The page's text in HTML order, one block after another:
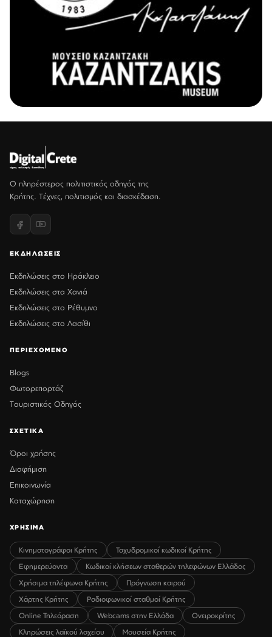
Ο πληρέστερος πολιτιστικός οδηγός της
Κρήτης. Τέχνες, πολιτισμός και διασκέδαση.
ΕΚΔΗΛΩΣΕΙΣ
Εκδηλώσεις στο Ηράκλειο
Εκδηλώσεις στα Χανιά
Εκδηλώσεις στο Ρέθυμνο
Εκδηλώσεις στο Λασίθι
ΠΕΡΙΕΧΟΜΕΝΟ
Blogs
Φωτορεπορτάζ
Τουριστικός Οδηγός
ΣΧΕΤΙΚΑ
Όροι χρήσης
Διαφήμιση
Επικοινωνία
Καταχώρηση
ΧΡΗΣΙΜΑ
Κινηματογράφοι Κρήτης
Ταχυδρομικοί κωδικοί Κρήτης
Εφημερεύοντα
Κωδικοί κλήσεων σταθερών τηλεφώνων Ελλάδος
Χρήσιμα τηλέφωνα Κρήτης
Πρόγνωση καιρού
Χάρτης Κρήτης
Ραδιοφωνικοί σταθμοί Κρήτης
Online Τηλεόραση
Webcams στην Ελλάδα
Ονειροκρίτης
Κληρώσεις λαϊκού λαχείου
Μουσεία Κρήτης